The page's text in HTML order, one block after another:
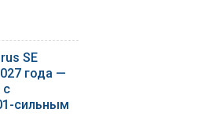
SE
года —
с
сильным